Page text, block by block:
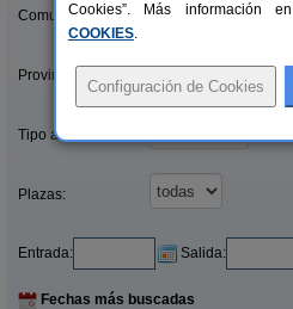
Comunidades:
Provincias/Islas:
Tipo alquiler:
Plazas:
Entrada: Salida:
Fechas más buscadas
Cookies”. Más información
COOKIES.